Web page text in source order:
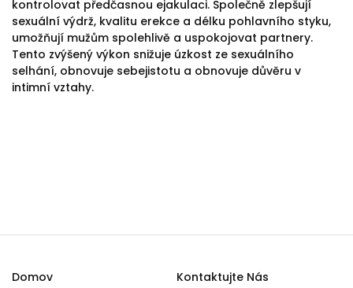
kontrolovat předčasnou ejakulaci. Společně zlepšují
sexuální výdrž, kvalitu erekce a délku pohlavního styku,
umožňují mužům spolehlivě a uspokojovat partnery.
Tento zvýšený výkon snižuje úzkost ze sexuálního
selhání, obnovuje sebejistotu a obnovuje důvěru v
intimní vztahy.
Domov Kontaktujte Nás